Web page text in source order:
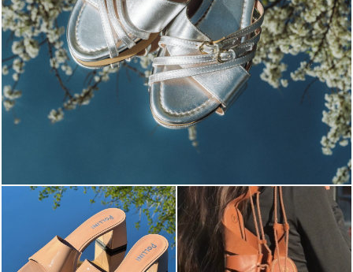
Blending sass and class, the Echos mule in silver is...